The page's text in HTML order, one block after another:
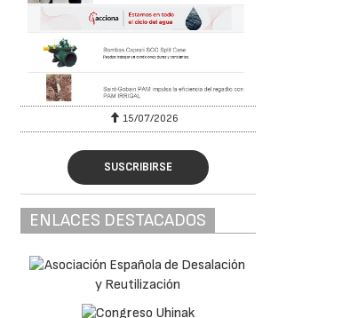
15/07/2026
SUSCRIBIRSE
ENLACES DESTACADOS